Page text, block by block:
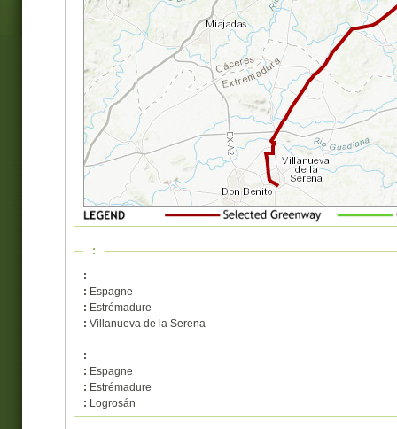
:
:
: Espagne
: Estrémadure
: Villanueva de la Serena
:
: Espagne
: Estrémadure
: Logrosán